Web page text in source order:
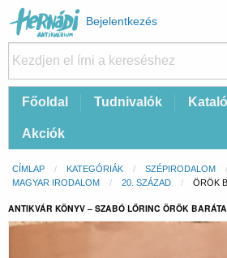
Felhasználói
fiók
menüje
Bejelentkezés
FőFőoldal Tudnivalók
Akciók
Morzsa
CÍMLAP KATEGÓRIÁK SZÉPIRODALOM
MAGYAR IRODALOM
20. SZÁZAD ÖRÖK
ANTIKVÁR KÖNYV – SZABÓ LŐRINC ÖRÖK